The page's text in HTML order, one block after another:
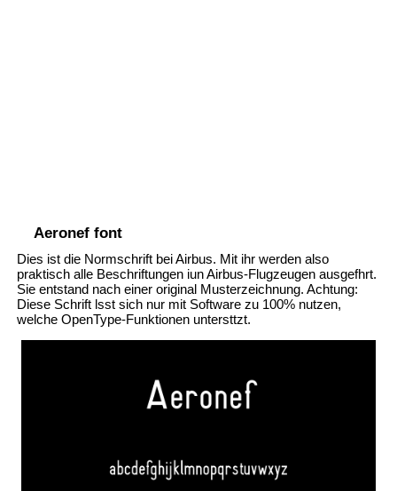
Aeronef font
Dies ist die Normschrift bei Airbus. Mit ihr werden also
praktisch alle Beschriftungen iun Airbus-Flugzeugen ausgefhrt.
Sie entstand nach einer original Musterzeichnung. Achtung:
Diese Schrift lsst sich nur mit Software zu 100% nutzen,
welche OpenType-Funktionen untersttzt.